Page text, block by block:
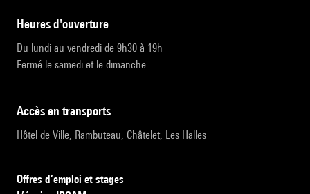
heures d'ouverture
Du lundi au vendredi de 9h30 à 19h
Fermé le samedi et le dimanche
accès en transports
Hôtel de Ville, Rambuteau, Châtelet, Les Halles
Offres d’emploi et stages